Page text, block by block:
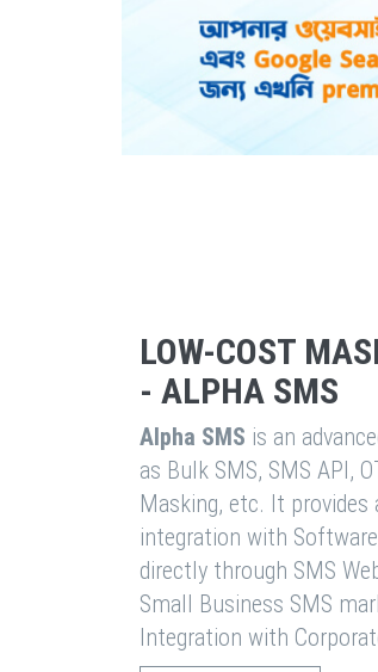
LOW-COST
- ALPHA SMS
Alpha SMS is an
as Bulk SMS, SMS API,
Masking, etc. It provides
integration with
directly through SMS
Small Business SMS
Integration with